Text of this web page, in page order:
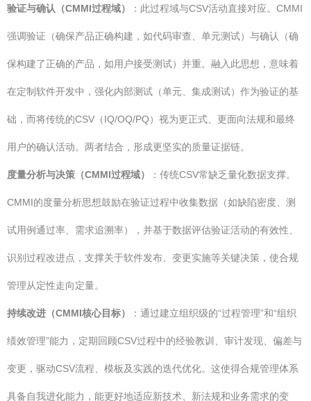
验证与确认（CMMI过程域） ：此过程域与CSV活动直接对应。CMMI
强调验证（确保产品正确构建，如代码审查、单元测试）与确认（确
保构建了正确的产品，如用户接受测试）并重。融入此思想，意味着
在定制软件开发中，强化内部测试（单元、集成测试）作为验证的基
础，而将传统的CSV（IQ/OQ/PQ）视为更正式、更面向法规和最终
用户的确认活动。两者结合，形成更坚实的质量证据链。
度量分析与决策（CMMI过程域） ：传统CSV常缺乏量化数据支撑。
CMMI的度量分析思想鼓励在验证过程中收集数据（如缺陷密度、测
试用例通过率、需求追溯率），并基于数据评估验证活动的有效性、
识别过程改进点，支撑关于软件发布、变更实施等关键决策，使合规
管理从定性走向定量。
持续改进（CMMI核心目标） ：通过建立组织级的“过程管理”和“组织
绩效管理”能力，定期回顾CSV过程中的经验教训、审计发现、偏差与
变更，驱动CSV流程、模板及实践的迭代优化。这使得合规管理体系
具备自我进化能力，能更好地适应新技术、新法规和业务需求的变